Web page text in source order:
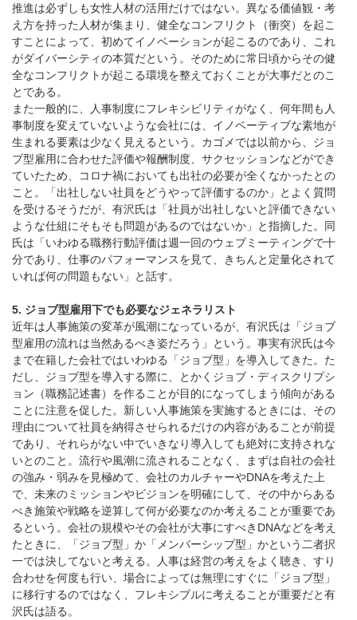
推進は必ずしも女性人材の活用だけではない。異なる価値観・考
え方を持った人材が集まり、健全なコンフリクト（衝突）を起こ
すことによって、初めてイノベーションが起こるのであり、これ
がダイバーシティの本質だという。そのために常日頃からその健
全なコンフリクトが起こる環境を整えておくことが大事だとのこ
とである。
また一般的に、人事制度にフレキシビリティがなく、何年間も人
事制度を変えていないような会社には、イノベーティブな素地が
生まれる要素は少なく見えるという。カゴメでは以前から、ジョ
ブ型雇用に合わせた評価や報酬制度、サクセッションなどができ
ていたため、コロナ禍においても出社の必要が全くなかったとの
こと。「出社しない社員をどうやって評価するのか」とよく質問
を受けるそうだが、有沢氏は「社員が出社しないと評価できない
ような仕組にそもそも問題があるのではないか」と指摘した。同
氏は「いわゆる職務行動評価は週一回のウェブミーティングで十
分であり、仕事のパフォーマンスを見て、きちんと定量化されて
いれば何の問題もない」と話す。
5. ジョブ型雇用下でも必要なジェネラリスト
近年は人事施策の変革が風潮になっているが、有沢氏は「ジョブ
型雇用の流れは当然あるべき姿だろう」という。事実有沢氏は今
まで在籍した会社ではいわゆる「ジョブ型」を導入してきた。た
だし、ジョブ型を導入する際に、とかくジョブ・ディスクリプシ
ョン（職務記述書）を作ることが目的になってしまう傾向がある
ことに注意を促した。新しい人事施策を実施するときには、その
理由について社員を納得させられるだけの内容があることが前提
であり、それらがない中でいきなり導入しても絶対に支持されな
いとのこと。流行や風潮に流されることなく、まずは自社の会社
の強み・弱みを見極めて、会社のカルチャーやDNAを考えた上
で、未来のミッションやビジョンを明確にして、その中からある
べき施策や戦略を逆算して何が必要なのか考えることが重要であ
るという。会社の規模やその会社が大事にすべきDNAなどを考え
たときに、「ジョブ型」か「メンバーシップ型」かという二者択
一では決してないと考える。人事は経営の考えをよく聴き、すり
合わせを何度も行い、場合によっては無理にすぐに「ジョブ型」
に移行するのではなく、フレキシブルに考えることが重要だと有
沢氏は語る。